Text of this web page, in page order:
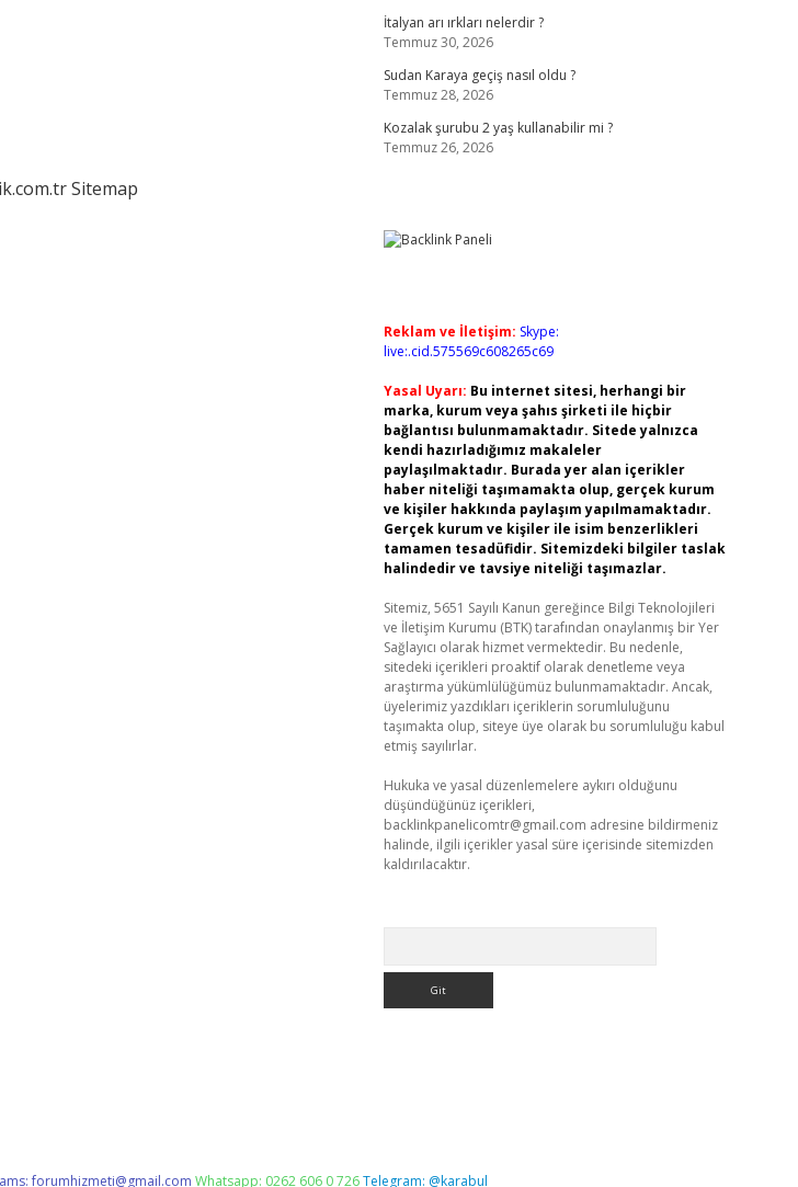
Sitemap
İtalyan arı ırkları nelerdir ?
Temmuz 30, 2026
Sudan Karaya geçiş nasıl oldu ?
Temmuz 28, 2026
Kozalak şurubu 2 yaş kullanabilir mi ?
Temmuz 26, 2026
Reklam ve İletişim: Skype:
live:.cid.575569c608265c69
Yasal Uyarı: Bu internet sitesi, herhangi bir
marka, kurum veya şahıs şirketi ile hiçbir
bağlantısı bulunmamaktadır. Sitede yalnızca
kendi hazırladığımız makaleler
paylaşılmaktadır. Burada yer alan içerikler
haber niteliği taşımamakta olup, gerçek kurum
ve kişiler hakkında paylaşım yapılmamaktadır.
Gerçek kurum ve kişiler ile isim benzerlikleri
tamamen tesadüfidir. Sitemizdeki bilgiler taslak
halindedir ve tavsiye niteliği taşımazlar.
Sitemiz, 5651 Sayılı Kanun gereğince Bilgi Teknolojileri
ve İletişim Kurumu (BTK) tarafından onaylanmış bir Yer
Sağlayıcı olarak hizmet vermektedir. Bu nedenle,
sitedeki içerikleri proaktif olarak denetleme veya
araştırma yükümlülüğümüz bulunmamaktadır. Ancak,
üyelerimiz yazdıkları içeriklerin sorumluluğunu
taşımakta olup, siteye üye olarak bu sorumluluğu kabul
etmiş sayılırlar.
Hukuka ve yasal düzenlemelere aykırı olduğunu
düşündüğünüz içerikleri,
backlinkpanelicomtr@gmail.com adresine bildirmeniz
halinde, ilgili içerikler yasal süre içerisinde sitemizden
kaldırılacaktır.
forumhizmeti@gmail.com Whatsapp: 0262 606 0 726Telegram: @karabul